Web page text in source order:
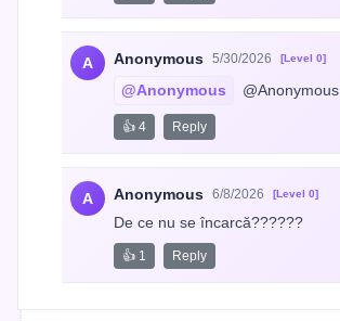
A Anonymous 5/30/2026 [Level 0]
@Anonymous @Anonymous
👍 4 Reply
A Anonymous 6/8/2026 [Level 0]
De ce nu se încarcă??????
👍 1 Reply